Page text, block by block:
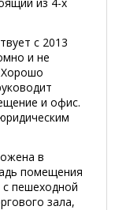
с 2013
и не
Хорошо
и офис.
в
помещения
пешеходной
зала,